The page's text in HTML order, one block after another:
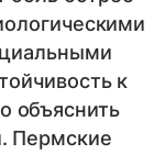
к
объяснить
Пермские